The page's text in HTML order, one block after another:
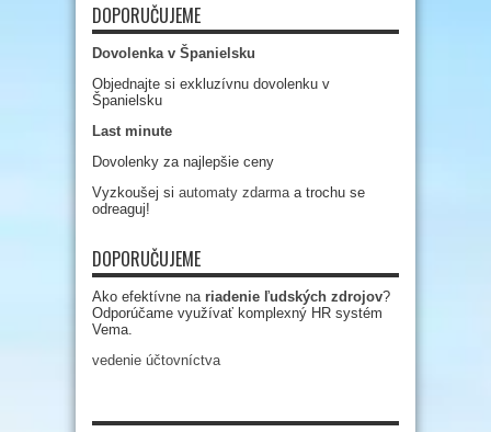
DOPORUČUJEME
Dovolenka v Španielsku
Objednajte si exkluzívnu dovolenku v
Španielsku
Last minute
Dovolenky za najlepšie ceny
Vyzkoušej si automaty zdarma a trochu se
odreaguj!
DOPORUČUJEME
Ako efektívne na riadenie ľudských zdrojov?
Odporúčame využívať komplexný HR systém
Vema.
vedenie účtovníctva